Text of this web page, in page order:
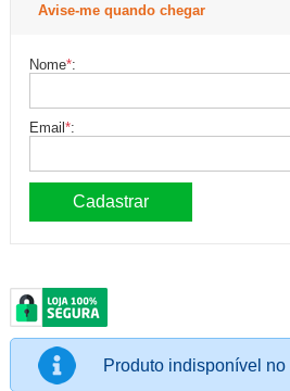
Avise-me quando chegar
Nome*:
Email*:
Produto indisponível no